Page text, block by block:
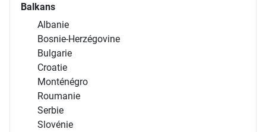
Balkans
Albanie
Bosnie-Herzégovine
Bulgarie
Croatie
Monténégro
Roumanie
Serbie
Slovénie